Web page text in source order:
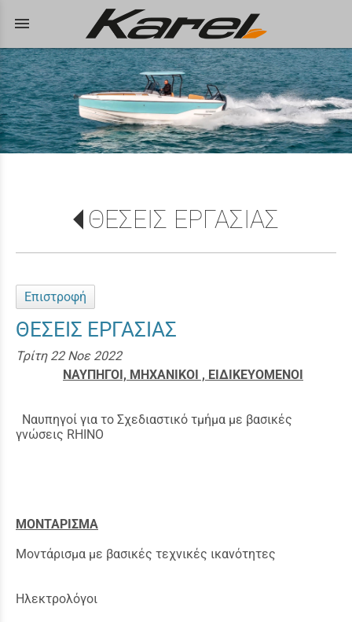
menu
ΘΕΣΕΙΣ ΕΡΓΑΣΙΑΣ
Επιστροφή
ΘΕΣΕΙΣ ΕΡΓΑΣΙΑΣ
Τρίτη 22 Νοε 2022
ΝΑΥΠΗΓΟΙ, ΜΗΧΑΝΙΚΟΙ , ΕΙΔΙΚΕΥΟΜΕΝΟΙ
Ναυπηγοί για το Σχεδιαστικό τμήμα με βασικές
γνώσεις RHINO
ΜΟΝΤΑΡΙΣΜΑ
Μοντάρισμα με βασικές τεχνικές ικανότητες
Ηλεκτρολόγοι